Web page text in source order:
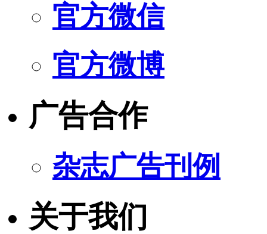
官方微信
官方微博
广告合作
杂志广告刊例
关于我们